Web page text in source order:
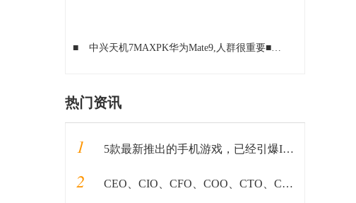
■ 中兴天机7MAXPK华为Mate9,人群很重要■
热门资讯
1 5款最新推出的手机游戏，已经引爆IPHONE应用商店！
2 CEO、CIO、CFO、COO、CTO、CKO,这些职位都是在做什么的？